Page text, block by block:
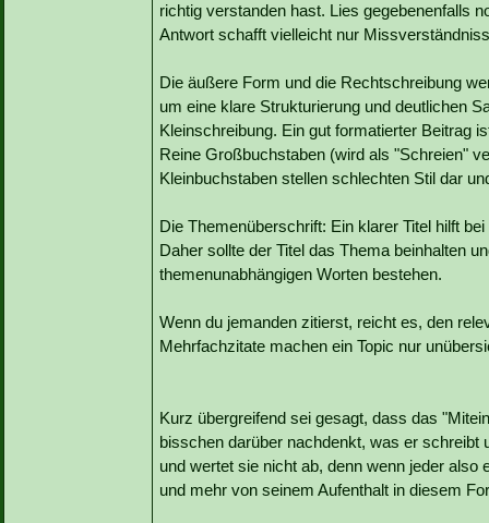
richtig verstanden hast. Lies gegebenenfalls
Antwort schafft vielleicht nur
Die äußere Form und die Rechtschreibung
um eine klare Strukturierung und deutlichen
Kleinschreibung. Ein gut formatierter Beitrag
Reine Großbuchstaben (wird als "Schreien"
Kleinbuchstaben stellen schlechten Stil dar
Die Themenüberschrift: Ein klarer Titel hilft
Daher sollte der Titel das Thema beinhalten
themenunabhängigen Worten bestehen.
Wenn du jemanden zitierst, reicht es, den
Mehrfachzitate machen ein Topic nur
Kurz übergreifend sei gesagt, dass das
bisschen darüber nachdenkt, was er schreibt
und wertet sie nicht ab, denn wenn jeder
und mehr von seinem Aufenthalt in diesem